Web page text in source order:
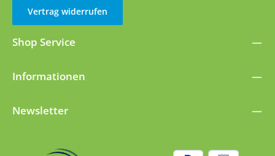
Vertrag widerrufen
Shop Service
Informationen
Newsletter